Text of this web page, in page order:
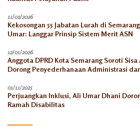
11/02/2026
Kekosongan 55 Jabatan Lurah di
Umar: Langgar Prinsip Sistem Merit ASN
12/01/2026
Anggota DPRD Kota Semarang Soroti Sisa
Dorong Penyederhanaan Administrasi
01/11/2025
Perjuangkan Inklusi, Ali Umar Dhani
Ramah Disabilitas